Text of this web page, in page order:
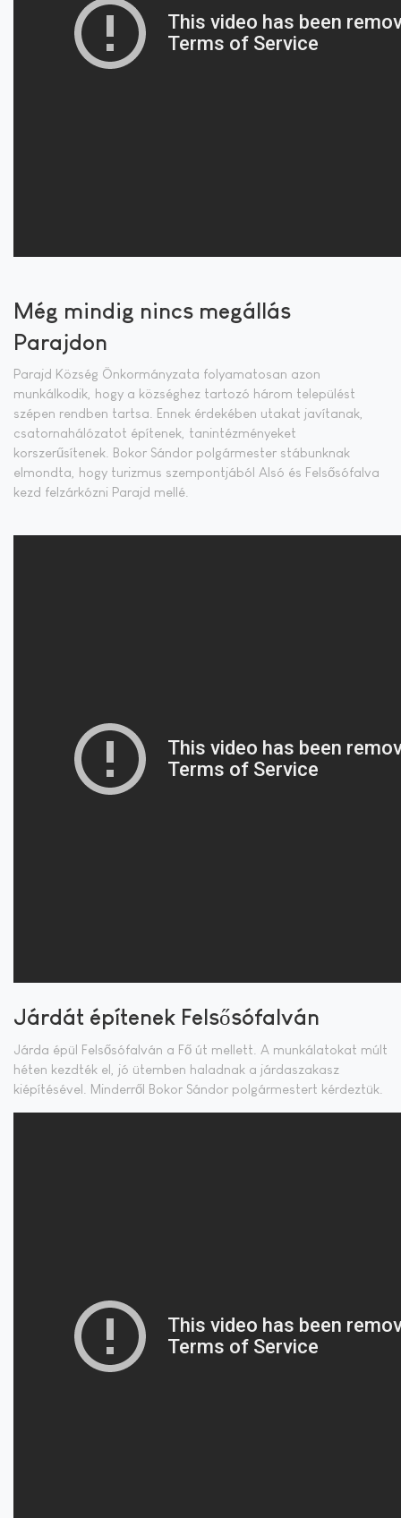
Még mindig nincs megállás
Parajdon
Parajd Község Önkormányzata folyamatosan azon
munkálkodik, hogy a községhez tartozó három települést
szépen rendben tartsa. Ennek érdekében utakat javítanak,
csatornahálózatot építenek, tanintézményeket
korszerűsítenek. Bokor Sándor polgármester stábunknak
elmondta, hogy turizmus szempontjából Alsó és Felsősófalva
kezd felzárkózni Parajd mellé.
Járdát építenek Felsősófalván
Járda épül Felsősófalván a Fő út mellett. A munkálatokat múlt
héten kezdték el, jó ütemben haladnak a járdaszakasz
kiépítésével. Minderről Bokor Sándor polgármestert kérdeztük.